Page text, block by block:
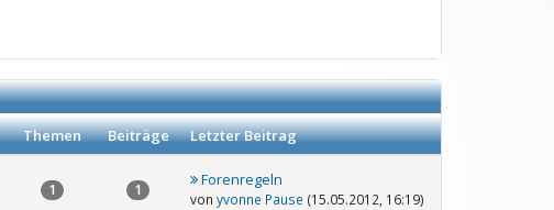
Themen Beiträge
Letzter Beitrag
1 1
Forenregeln
von yvonne Pause (15.05.2012, 16:19)